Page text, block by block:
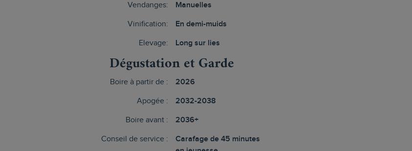
Vendanges: Manuelles
Vinification: En demi-muids
Elevage: Long sur lies
Dégustation et Garde
Boire à partir de : 2026
Apogée : 2032-2038
Boire avant : 2036+
Conseil de service :
Carafage de 45 minutes